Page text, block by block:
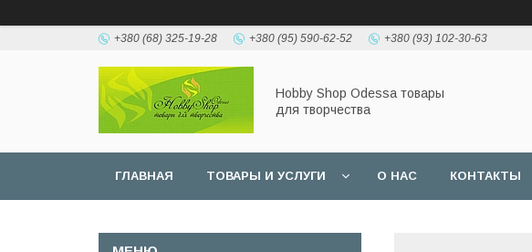
+380 (68) 325-19-28 +380 (95) 590-62-52 +380 (93) 102-30-63
Hobbу Shop Odessa товары
для творчества
ГЛАВНАЯ ТОВАРЫ И УСЛУГИ О НАС КОНТАКТЫ